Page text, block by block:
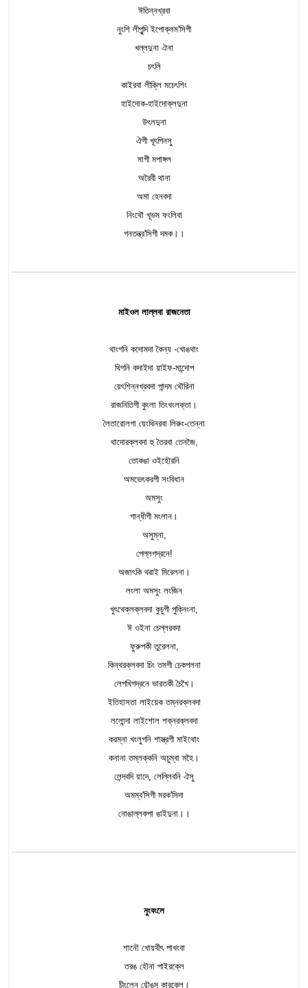
ঈতিন্নখ্রবা
নুংশি লীপুন্দি ইপোক্লম'সিগী
খল্লদুনা ঐনা
চৎলি
কাইরবা লীক্লি মচেৎশিং
হাইদোক-হাইদোক্লদুনা
উৎলদুনা
ঐগী খূৎপিনসু
মাগী মপাঙ্গল
অরৈবী থানা
অমা হেনবদা
নিংথৌ খূভম ফংলিবা
গনতন্ত্র'সিগী দমক।।
মাইওল লাল্লবা রাজনেতা
থাংগনি কদোমদা কৈন্য -খোঙথাং
থিগনি কদা‍ইদা য়াইফ-মান্দোপ
য়েৎশিন্নখ্রবদা পান্দম থৌরিনা
রাজনিতিগী কুংলা তিংখংলক্তা।
লৈতারোলগা য়েংথিনরবা লিরুং-তেন্না
থাদোরক্লবদা হু তৈরবা তেনজৈ,
তোকঙা ওইহৌরনি
অমভেৎকরগী সংবিধান
অমসুং
গান্ধীগী মংলান।
অসুম্না,
পেল্লগদ্রনে!
অজাৎকি থৱাই মিরেলনা।
লংলা অমসুং লংজিন
খুৎথেক্লক্লবদা কুচুগী পুক্নিংনা,
ঈ ওইনা চেল্লরবদা
ফুরুপকী তুরেলনা,
কিন্থরক্লবদা চিং তমগী চেকপলনা
লেপখিগদ্রনে ভারতকী চৈখৈ।
ইতিহাসতা লাইয়েক তম্নরক্লবদা
ললোন্দা লাইশোল শক্নরক্লবদা
করম্না খংলুগনি শাস্ত্রগী মাইথোং
কনানা তম্লক্কনি অচুম্বা মহৈ।
লেন্দবদি য়াদে, লেল্লিবনি ঐসু
অমম্ব'সিগী মরক'সিদা
নোঙাল্লকপা ঙাইদুনা।।
নুংবংলে
শানৌ খোয়থীৎ পাখংবা
তরঙ হৌনা পাইরক্লে
চীংলেন য়ৌঙম কারক্লে।